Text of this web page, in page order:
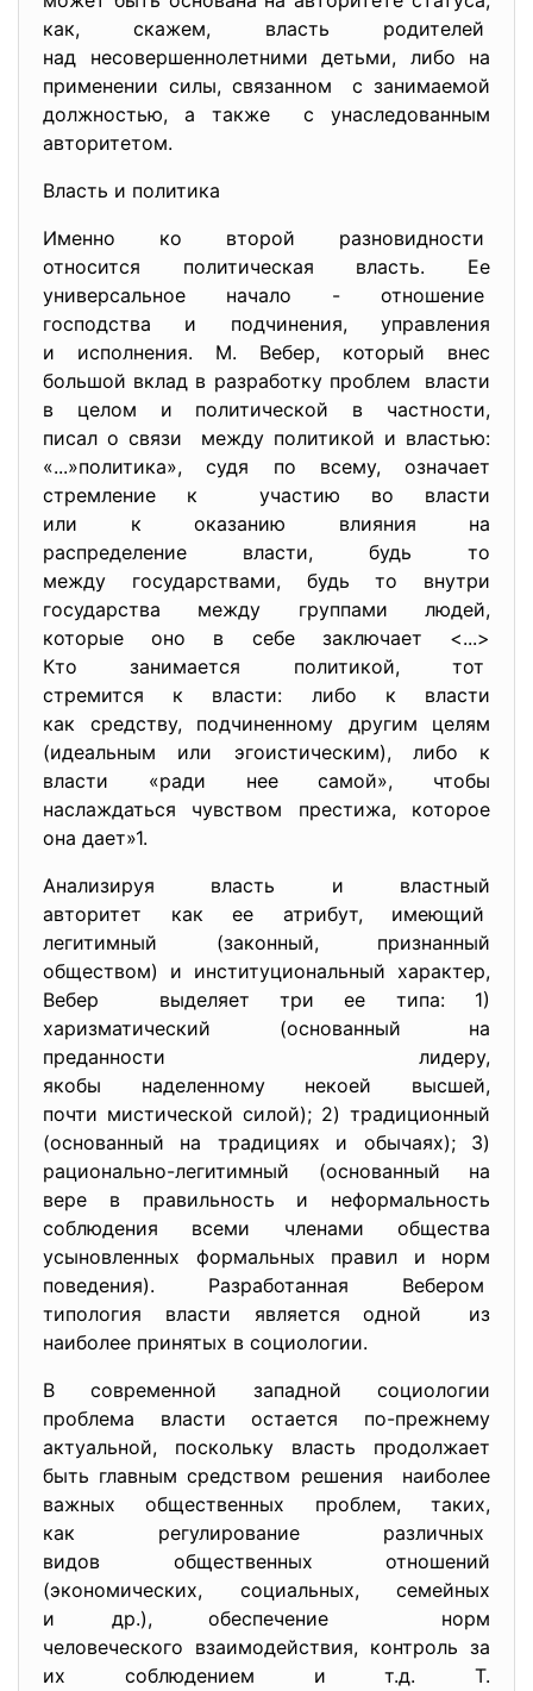
как, скажем, власть родителей
над несовершеннолетними детьми, либо на
применении силы, связанном с занимаемой
должностью, а также с унаследованным
авторитетом.
Власть и политика
Именно ко второй разновидности
относится политическая власть. Ее
универсальное начало - отношение
господства и подчинения, управления
и исполнения. М. Вебер, который внес
большой вклад в разработку проблем власти
в целом и политической в частности,
писал о связи между политикой и властью:
«...»политика», судя по всему, означает
стремление к участию во власти
или к оказанию влияния на
распределение власти, будь то
между государствами, будь то внутри
государства между группами людей,
которые оно в себе заключает <...>
Кто занимается политикой, тот
стремится к власти: либо к власти
как средству, подчиненному другим целям
(идеальным или эгоистическим), либо к
власти «ради нее самой», чтобы
наслаждаться чувством престижа, которое
она дает»1.
Анализируя власть и властный
авторитет как ее атрибут, имеющий
легитимный (законный, признанный
обществом) и институциональный характер,
Вебер выделяет три ее типа: 1)
харизматический (основанный на
преданности лидеру,
якобы наделенному некоей высшей,
почти мистической силой); 2) традиционный
(основанный на традициях и обычаях); 3)
рационально-легитимный (основанный на
вере в правильность и неформальность
соблюдения всеми членами общества
усыновленных формальных правил и норм
поведения). Разработанная Вебером
типология власти является одной из
наиболее принятых в социологии.
В современной западной социологии
проблема власти остается по-прежнему
актуальной, поскольку власть продолжает
быть главным средством решения наиболее
важных общественных проблем, таких,
как регулирование различных
видов общественных отношений
(экономических, социальных, семейных
и др.), обеспечение норм
человеческого взаимодействия, контроль за
их соблюдением и т.д. Т.